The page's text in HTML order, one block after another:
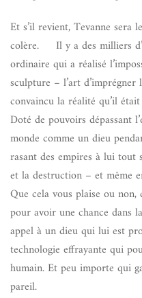
Et s’il revient, Tevanne
colère. Il y a des milliers
ordinaire qui a réalisé
sculpture – l’art
convaincu la réalité qu’il
Doté de pouvoirs dépassant
monde comme un dieu
rasant des empires à lui
et la destruction – et même
Que cela vous plaise ou non,
pour avoir une chance dans
appel à un dieu qui lui est
technologie effrayante qui
humain. Et peu importe qui
pareil.